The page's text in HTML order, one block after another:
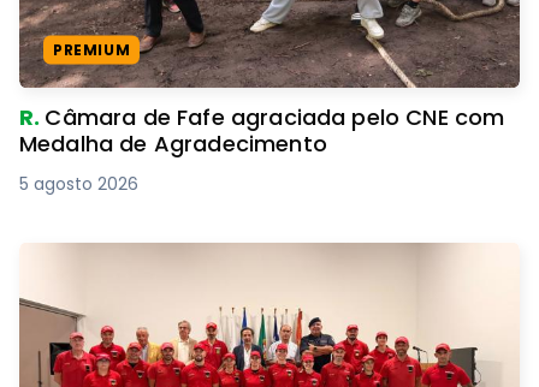
PREMIUM
R. Câmara de Fafe agraciada pelo CNE com
Medalha de Agradecimento
5 agosto 2026